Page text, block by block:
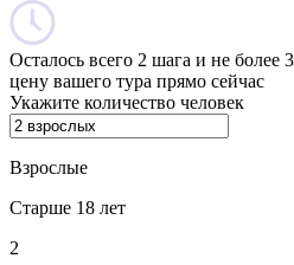
Осталось всего 2 шага и не более
цену вашего тура прямо сейчас
Укажите количество человек
Взрослые
Старше 18 лет
2